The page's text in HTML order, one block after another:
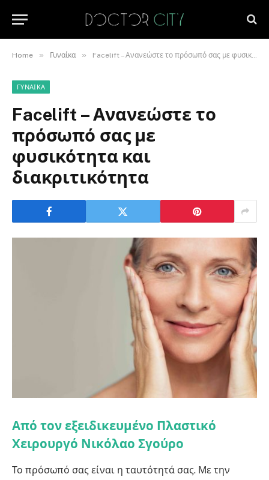
Home » Γυναίκα » Facelift – Ανανεώστε το πρόσωπό σας με φυσικότητα και διακριτικότητα
ΓΥΝΑΊΚΑ
Facelift – Ανανεώστε το
πρόσωπό σας με
φυσικότητα και
διακριτικότητα
Από τον εξειδικευμένο Πλαστικό
Χειρουργό Νικόλαο Σγούρο
Το πρόσωπό σας είναι η ταυτότητά σας. Με την